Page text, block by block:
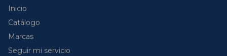
Inicio
Catálogo
Marcas
Seguir mi servicio